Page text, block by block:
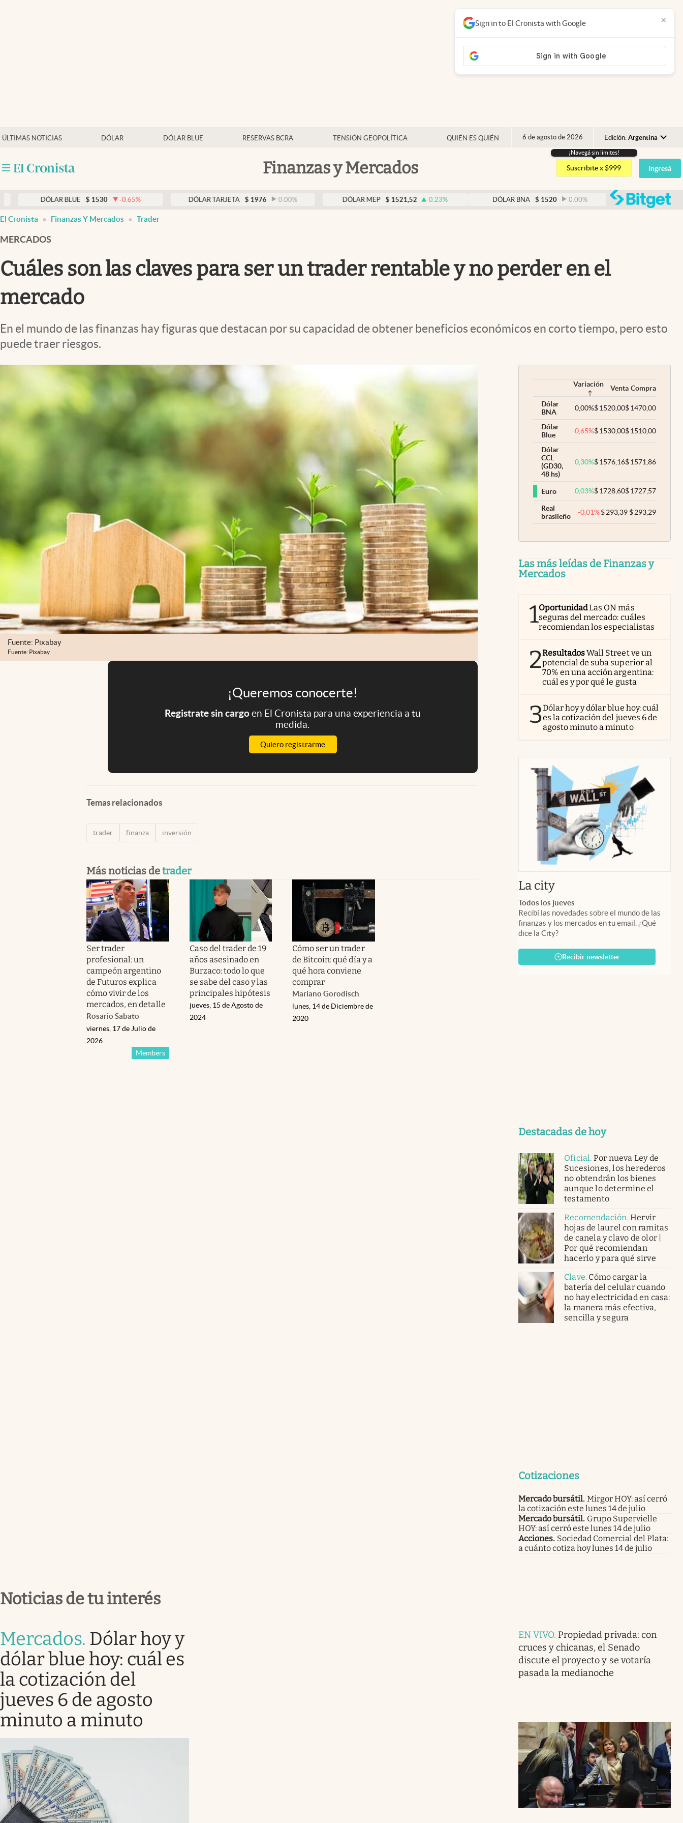
ÚLTIMAS NOTICIAS DÓLAR DÓLAR BLUE RESERVAS BCRA TENSIÓN GEOPOLÍTICA QUIÉN ES QUIÉN 6 de agosto de 2026 Edición: Argentina
Argentina
España
USA
Finanzas y Mercados
Mercados Online
Otras secciones
Clima
Mundial 2026
El Cronista Studio
Mediakit
abre en nueva pestaña
¡Navegá sin limites!
Suscribite x $999 Ingresá
DÓLAR BLUE $ 1530 -0.65% DÓLAR TARJETA $ 1976 0.00% DÓLAR MEP $ 1521,52 0.23% DÓLAR BNA $ 1520 0.00% DÓLAR BLUE $ 1530
Sign in to El Cronista with Google ×
El Cronista Finanzas Y Mercados Trader
MERCADOS
Cuáles son las claves para ser un trader rentable y no perder en el
mercado
En el mundo de las finanzas hay figuras que destacan por su capacidad de obtener beneficios económicos en corto tiempo, pero esto
puede traer riesgos.
Fuente: Pixabay
Fuente: Pixabay
¡Queremos conocerte!
Registrate sin cargoen El Cronista para una experiencia a tu
medida.
Quiero registrarme
Temas relacionados
trader finanza inversión
Más noticias detrader
Ser trader
profesional: un
campeón argentino
de Futuros explica
cómo vivir de los
mercados, en detalle
Rosario Sabato
Members
viernes, 17 de Julio de
2026
Caso del trader de 19
años asesinado en
Burzaco: todo lo que
se sabe del caso y las
principales hipótesis
jueves, 15 de Agosto de
2024
Cómo ser un trader
de Bitcoin: qué día y a
qué hora conviene
comprar
Mariano Gorodisch
lunes, 14 de Diciembre de
2020
Variación Venta Compra
Dólar
BNA
0,00%$1520,00$1470,00
Dólar
Blue
-0,65%$1530,00$1510,00
Dólar
CCL
(GD30,
48 hs)
0,30%$1576,16$1571,86
Euro 0,03%$1728,60$1727,57
Real
brasileño
-0,01% $293,39 $293,29
Las más leídas de Finanzas y
Mercados
1OportunidadLas ON más
seguras del mercado: cuáles
recomiendan los especialistas
2ResultadosWall Street ve un
potencial de suba superior al
70% en una acción argentina:
cuál es y por qué le gusta
3Dólar hoy y dólar blue hoy: cuál
es la cotización del jueves 6 de
agosto minuto a minuto
La cityabre en nueva pestaña
Todos los jueves
Recibí las novedades sobre el mundo de las
finanzas y los mercados en tu email. ¿Qué
dice la City?
Recibir newsletter
Destacadas de hoy
Oficial. Por nueva Ley de
Sucesiones, los herederos
no obtendrán los bienes
aunque lo determine el
testamento
Recomendación.Hervir
hojas de laurel con ramitas
de canela y clavo de olor |
Por qué recomiendan
hacerlo y para qué sirve
Clave. Cómo cargar la
batería del celular cuando
no hay electricidad en casa:
la manera más efectiva,
sencilla y segura
Cotizaciones
Mercado bursátil. Mirgor HOY: así cerró
la cotización este lunes 14 de julio
Mercado bursátil. Grupo Supervielle
HOY: así cerró este lunes 14 de julio
Acciones. Sociedad Comercial del Plata:
a cuánto cotiza hoy lunes 14 de julio
Noticias de tu interés
Mercados. Dólar hoy y
dólar blue hoy: cuál es
la cotización del
jueves 6 de agosto
minuto a minuto
EN VIVO. Propiedad privada: con
cruces y chicanas, el Senado
discute el proyecto y se votaría
pasada la medianoche